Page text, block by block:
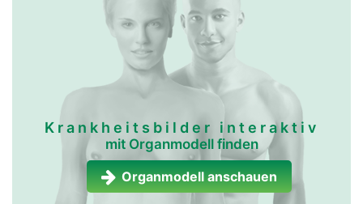
Krankheitsbilder interaktiv
mit Organmodell finden
Organmodell anschauen